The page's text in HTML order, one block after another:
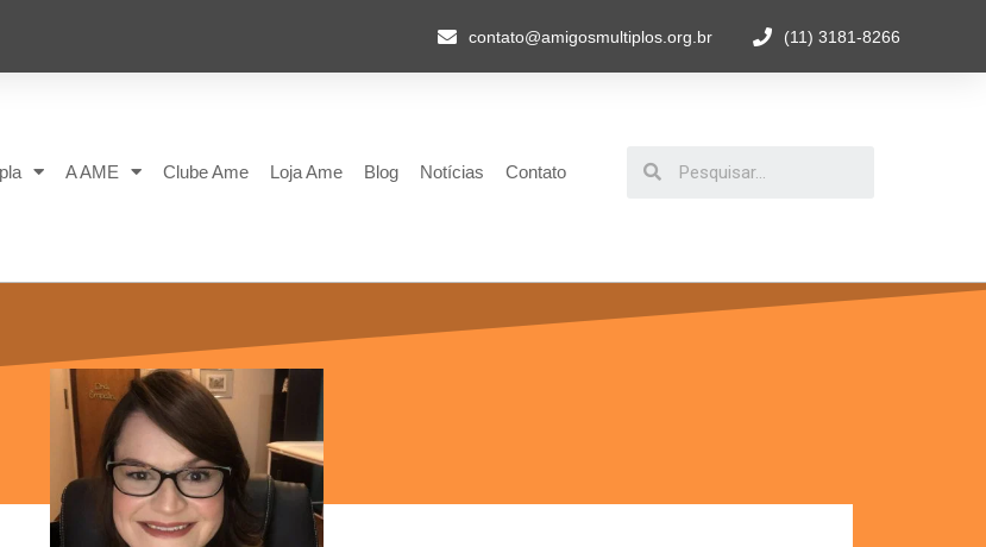
contato@amigosmultiplos.org.br (11) 3181-8266
A AME Clube Ame Loja Ame Blog Notícias Contato